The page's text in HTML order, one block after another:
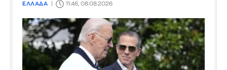
ΕΛΛΑΔΑ 11:46, 08.08.2026